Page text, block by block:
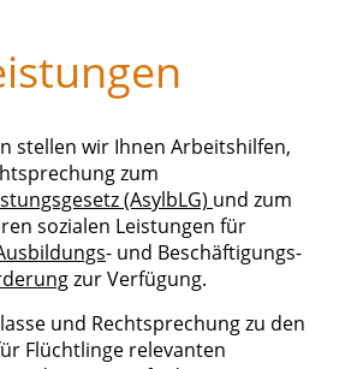
stellen wir Ihnen Arbeitshilfen,
zum
(AsylbLG) und zum
sozialen Leistungen für
- und Beschäftigungs-
zur Verfügung.
und Rechtsprechung zu den
Flüchtlinge relevanten